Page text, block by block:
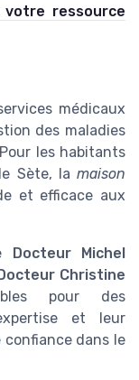
votre ressource
médicaux
des maladies
les habitants
Sète, la maison
et efficace aux
Docteur Michel
Docteur Christine
pour des
et leur
dans le